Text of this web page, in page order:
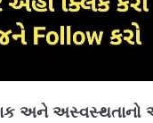
અને અસ્‍વસ્‍થતાનો